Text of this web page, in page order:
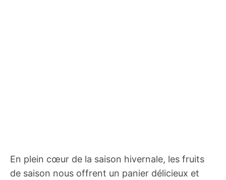
En plein cœur de la saison hivernale, les fruits
de saison nous offrent un panier délicieux et